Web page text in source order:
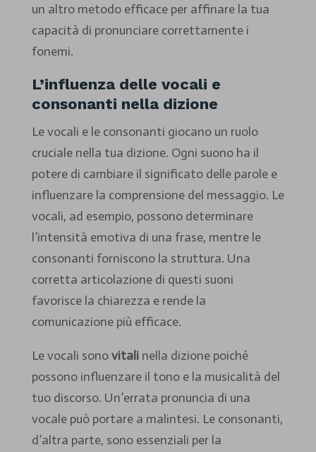
un altro metodo efficace per affinare la tua
capacità di pronunciare correttamente i
fonemi.
L’influenza delle vocali e
consonanti nella dizione
Le vocali e le consonanti giocano un ruolo
cruciale nella tua dizione. Ogni suono ha il
potere di cambiare il significato delle parole e
influenzare la comprensione del messaggio. Le
vocali, ad esempio, possono determinare
l’intensità emotiva di una frase, mentre le
consonanti forniscono la struttura. Una
corretta articolazione di questi suoni
favorisce la chiarezza e rende la
comunicazione più efficace.
Le vocali sonovitalinella dizione poiché
possono influenzare il tono e la musicalità del
tuo discorso. Un’errata pronuncia di una
vocale può portare a malintesi. Le consonanti,
d’altra parte, sono essenziali per la